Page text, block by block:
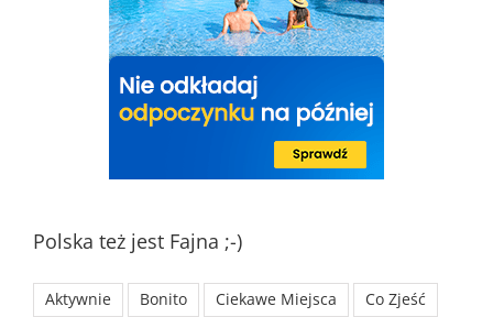
Polska też jest Fajna ;-)
Aktywnie Bonito Ciekawe Miejsca
Co Zjeść